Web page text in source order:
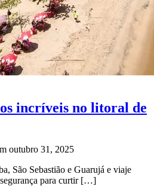
incríveis no litoral de
outubro 31, 2025
São Sebastião e Guarujá e viaje
para curtir […]